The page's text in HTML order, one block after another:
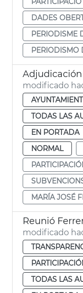
DADES
PERIODISME
PERIODISMO
modificado
TODAS LAS
EN PORTADA
NORMAL
MARÍA JOSÉ
Reunió
modificado
TODAS LAS